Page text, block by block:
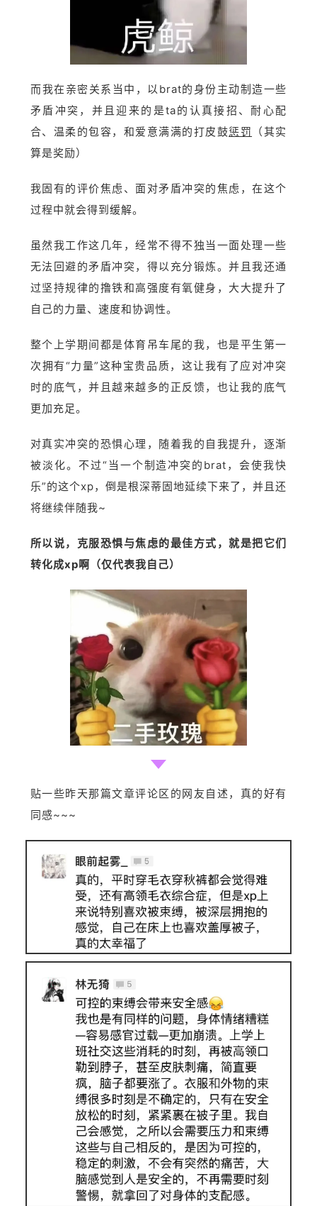
而我在亲密关系当中，以brat的身份主动制造一些
矛盾冲突，并且迎来的是ta的认真接招、耐心配
合、温柔的包容，和爱意满满的打皮鼓惩罚
（其实
算是奖励）
我固有的评价焦虑、面对矛盾冲突的焦虑，在这个
过程中就会得到缓解。
虽然我工作这几年，经常不得不独当一面处理一些
无法回避的矛盾冲突，得以充分锻炼。并且我还通
过坚持规律的撸铁和高强度有氧健身，大大提升了
自己的力量、速度和协调性。
整个上学期间都是体育吊车尾的我，也是平生第一
次拥有“力量”这种宝贵品质，这让我有了应对冲突
时的底气，并且越来越多的正反馈，也让我的底气
更加充足。
对真实冲突的恐惧心理，随着我的自我提升，逐渐
被淡化。不过“当一个制造冲突的brat，会使我快
乐”的这个xp，倒是根深蒂固地延续下来了，并且还
将继续伴随我~
所以说，克服恐惧与焦虑的最佳方式，就是把它们
转化成xp啊（仅代表我自己）
贴一些昨天那篇文章评论区的网友自述，真的好有
同感~~~